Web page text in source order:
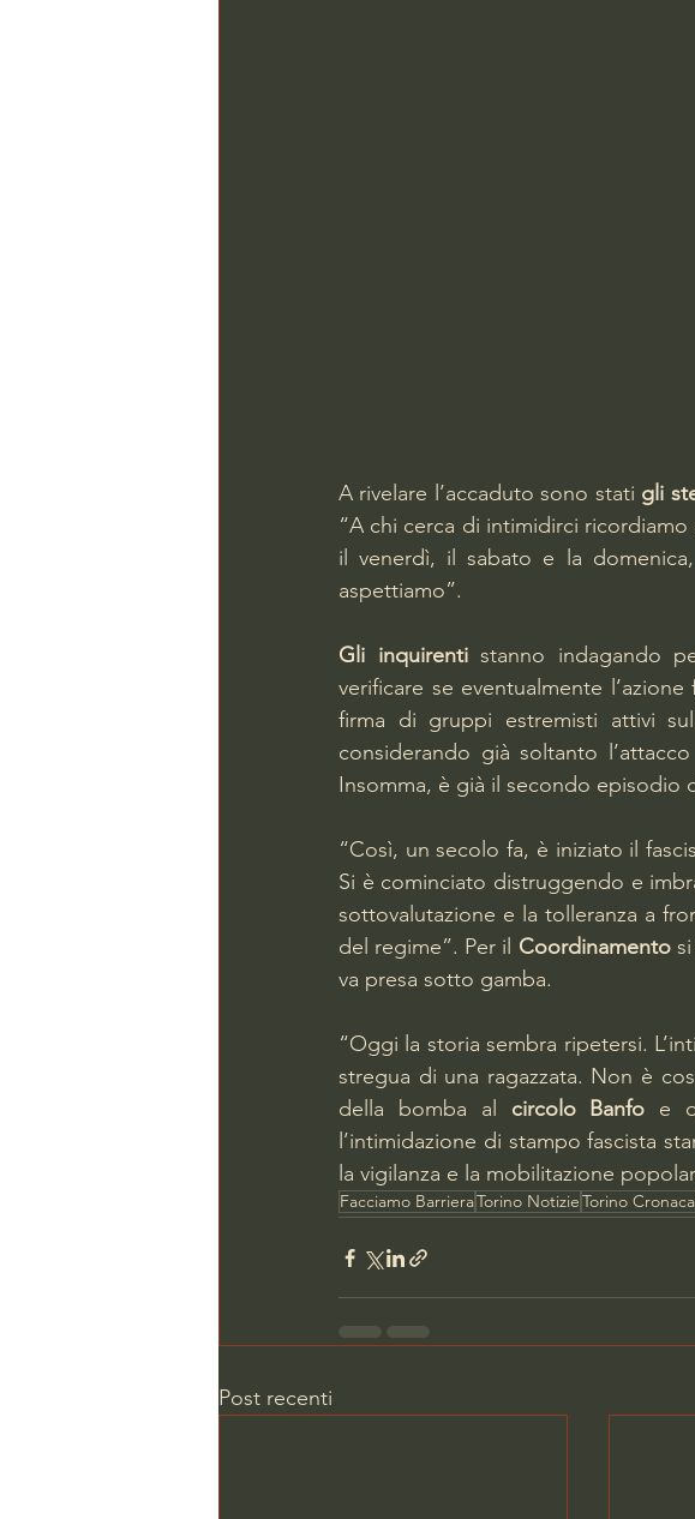
A rivelare l’accaduto sono stati gli
“A chi cerca di intimidirci
il venerdì, il sabato e la domenica,
aspettiamo”.
Gli inquirenti stanno indagando
verificare se eventualmente
firma di gruppi estremisti attivi
considerando già soltanto l’attacco
Insomma, è già il secondo episodio
“Così, un secolo fa, è iniziato il
Si è cominciato distruggendo e
sottovalutazione e la tolleranza a
del regime”. Per il Coordinamento si
va presa sotto gamba.
“Oggi la storia sembra ripetersi.
stregua di una ragazzata. Non è
della bomba al circolo Banfo e
l’intimidazione di stampo fascista
la vigilanza e la mobilitazione
Facciamo BarrieraTorino NotizieTorino Cronaca
Post recenti